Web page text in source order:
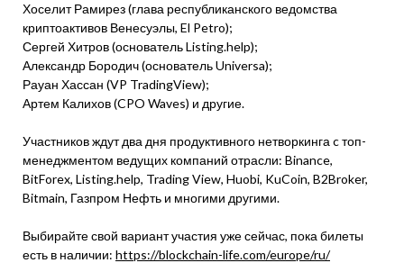
Хоселит Рамирез (глава республиканского ведомства
криптоактивов Венесуэлы, El Petro);
Сергей Хитров (основатель Listing.help);
Александр Бородич (основатель Universa);
Рауан Хассан (VP TradingView);
Артем Калихов (CPO Waves) и другие.
Участников ждут два дня продуктивного нетворкинга c топ-
менеджментом ведущих компаний отрасли: Binance,
BitForex, Listing.help, Trading View, Huobi, KuCoin, B2Broker,
Bitmain, Газпром Нефть и многими другими.
Выбирайте свой вариант участия уже сейчас, пока билеты
есть в наличии: https://blockchain-life.com/europe/ru/